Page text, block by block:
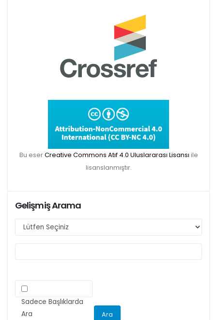
https://dergipark.org.tr/tr/pub/teke
TR DIZIN 2020 Etik Kriterleri kapsamında,
dergimize 2020 yılında gönderilen ve
gönderilecek olan yayınlar için Etik Kurul
Belgesi zorunlu olacaktır. Bu kapsamda etik
gerekecektir. Bu nedenle dergimize makale
ilgili kriteri göz önünde bulundurarak
Bu eserCreative Commons Atıf 4.0 Uluslararası Lisansı ile
lisanslanmıştır.
Gelişmiş Arama
Sadece Başlıklarda
Ara